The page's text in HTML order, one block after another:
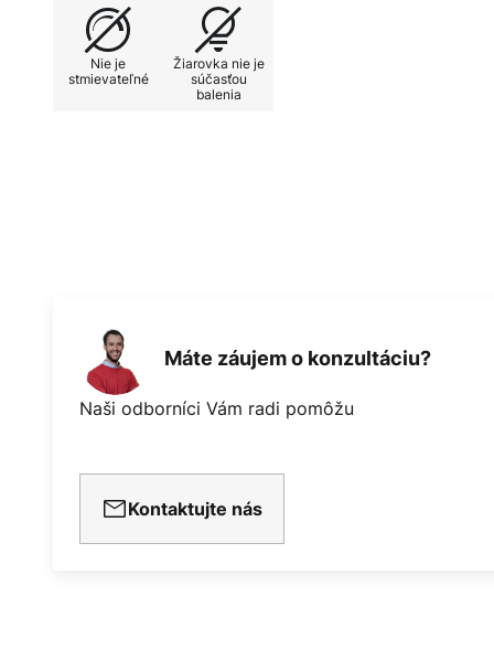
Nie je
stmievateľné
Žiarovka nie je
súčasťou
balenia
Máte záujem o konzultáciu?
Naši odborníci Vám radi pomôžu
Kontaktujte nás